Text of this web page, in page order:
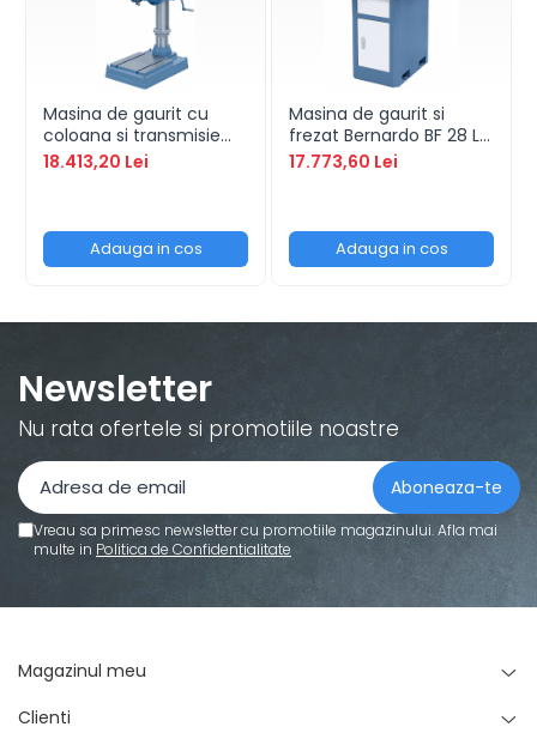
Masina de gaurit cu
coloana si transmisie
Bernardo GB 35 HS
18.413,20 Lei
Adauga in cos
Masina de gaurit si
frezat Bernardo BF 28 L
Vario
17.773,60 Lei
Adauga in cos
Newsletter
Nu rata ofertele si promotiile noastre
Vreau sa primesc newsletter cu promotiile magazinului. Afla mai
multe in Politica de Confidentialitate
Magazinul meu
Clienti